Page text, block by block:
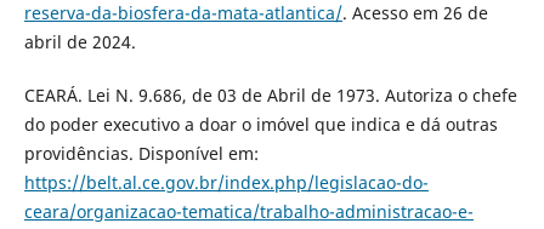
reserva-da-biosfera-da-mata-atlantica/. Acesso em 26 de
abril de 2024.
CEARÁ. Lei N. 9.686, de 03 de Abril de 1973. Autoriza o chefe
do poder executivo a doar o imóvel que indica e dá outras
providências. Disponível em:
https://belt.al.ce.gov.br/index.php/legislacao-do-
ceara/organizacao-tematica/trabalho-administracao-e-